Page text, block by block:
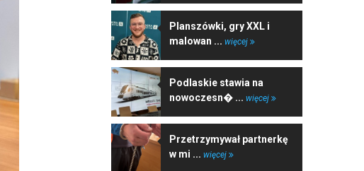
Planszówki, gry XXL i
malowan ... więcej
Podlaskie stawia na
nowoczesn� ... więcej
Przetrzymywał partnerkę
w mi ... więcej